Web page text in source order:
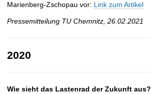
Marienberg-Zschopau vor: Link zum Artikel
Pressemitteilung TU Chemnitz, 26.02.2021
2020
Wie sieht das Lastenrad der Zukunft aus?